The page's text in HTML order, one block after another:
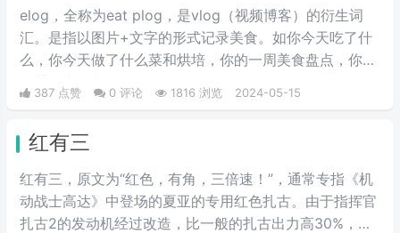
elog，全称为eat plog，是vlog（视频博客）的衍生词
汇。是指以图片+文字的形式记录美食。如你今天吃了什
么，你今天做了什么菜和烘培，你的一周美食盘点，你的
奶茶盘点，都值得记录。
387 点赞 0 评论 1816 浏览 2024-05-15
红有三
红有三，原文为“红色，有角，三倍速！”，通常专指《机
动战士高达》中登场的夏亚的专用红色扎古。由于指挥官
扎古2的发动机经过改造，比一般的扎古出力高30%，在